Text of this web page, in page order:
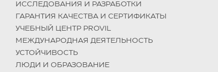
ИССЛЕДОВАНИЯ И РАЗРАБОТКИ
ГАРАНТИЯ КАЧЕСТВА И СЕРТИФИКАТЫ
УЧЕБНЫЙ ЦЕНТР PROVIL
МЕЖДУНАРОДНАЯ ДЕЯТЕЛЬНОСТЬ
УСТОЙЧИВОСТЬ
ЛЮДИ И ОБРАЗОВАНИЕ